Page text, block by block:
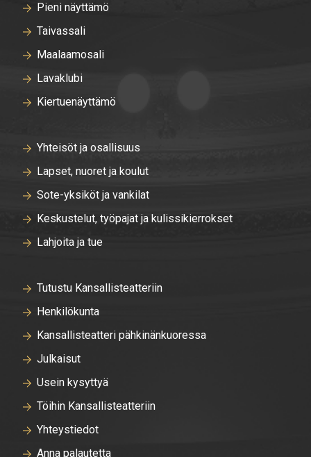
Pieni näyttämö
Taivassali
Maalaamosali
Lavaklubi
Kiertuenäyttämö
Yhteisöt ja osallisuus
Lapset, nuoret ja koulut
Sote-yksiköt ja vankilat
Keskustelut, työpajat ja kulissikierrokset
Lahjoita ja tue
Tutustu Kansallisteatteriin
Henkilökunta
Kansallisteatteri pähkinänkuoressa
Julkaisut
Usein kysyttyä
Töihin Kansallisteatteriin
Yhteystiedot
Anna palautetta